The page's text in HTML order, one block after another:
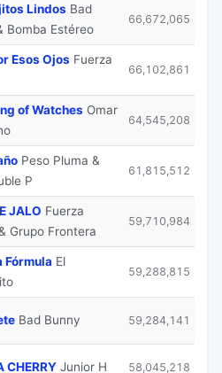
Lindos Bad
Bomba Estéreo
66,672,065
Esos Ojos Fuerza
66,102,861
of Watches Omar
64,545,208
Peso Pluma &
P
61,815,512
JALO Fuerza
Grupo Frontera
59,710,984
Fórmula El
59,288,815
Bad Bunny 59,284,141
CHERRY Junior H 58,045,218